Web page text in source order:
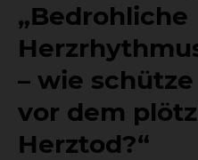
„Bedrohliche
– wie
vor dem
Herztod?“